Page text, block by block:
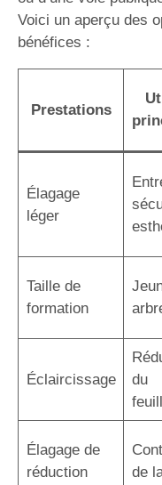
Voici un aperçu des
bénéfices :
Prestations
Élagage
léger
Taille de
formation
Éclaircissage
du
Élagage de
réduction
de